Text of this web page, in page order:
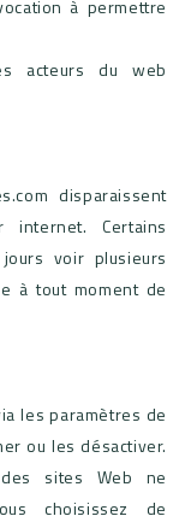
à permettre
acteurs du web
disparaissent
internet. Certains
voir plusieurs
à tout moment de
les paramètres de
ou les désactiver.
sites Web ne
choisissez de